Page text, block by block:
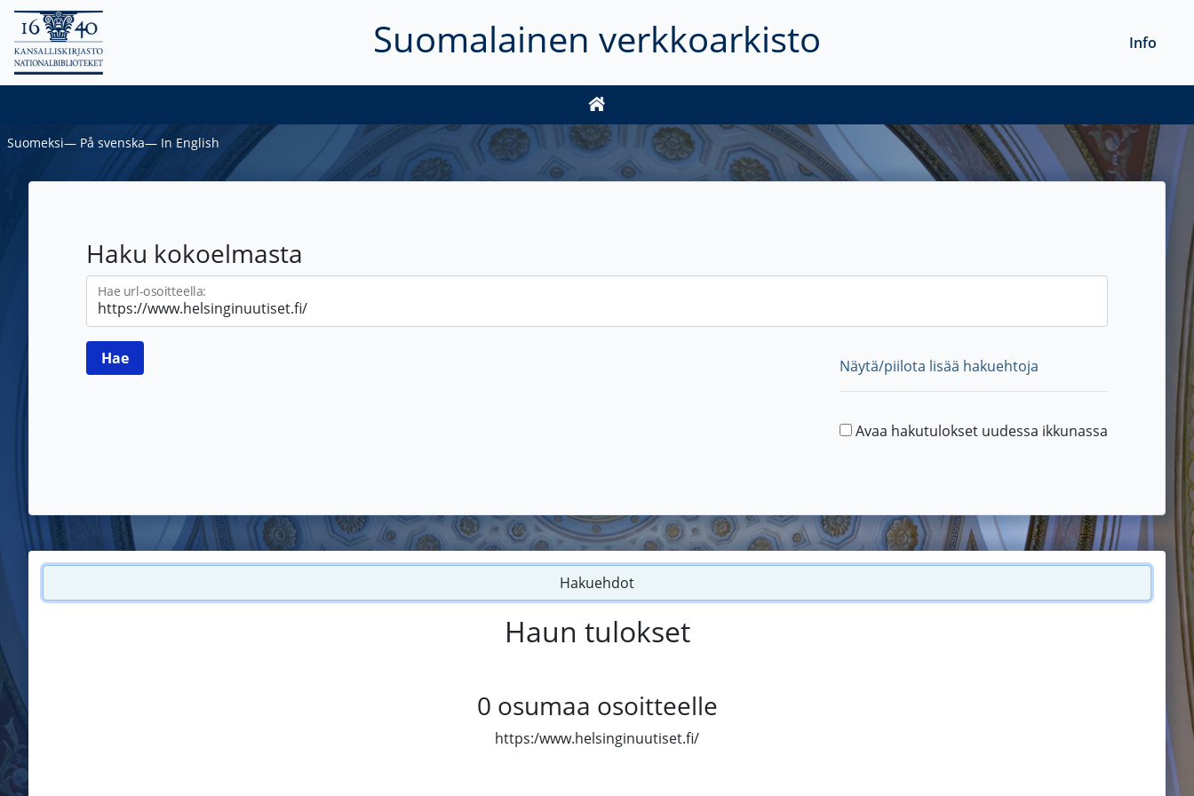
Suomalainen verkkoarkisto Info
Suomeksi― På svenska― In English
Haku kokoelmasta
Hae url-osoitteella:
Näytä/piilota lisää hakuehtoja
Avaa hakutulokset uudessa ikkunassa
Hakuehdot
Haun tulokset
0 osumaa osoitteelle
https:/www.helsinginuutiset.fi/